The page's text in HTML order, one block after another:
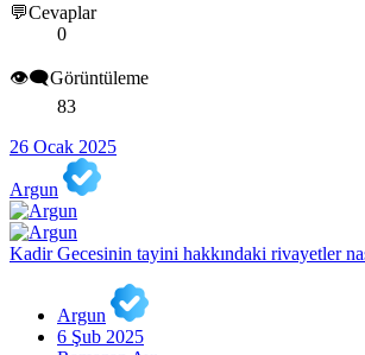
💬Cevaplar
0
👁️‍🗨️Görüntüleme
83
26 Ocak 2025
Argun
Kadir Gecesinin tayini hakkındaki rivayetler
Argun
6 Şub 2025